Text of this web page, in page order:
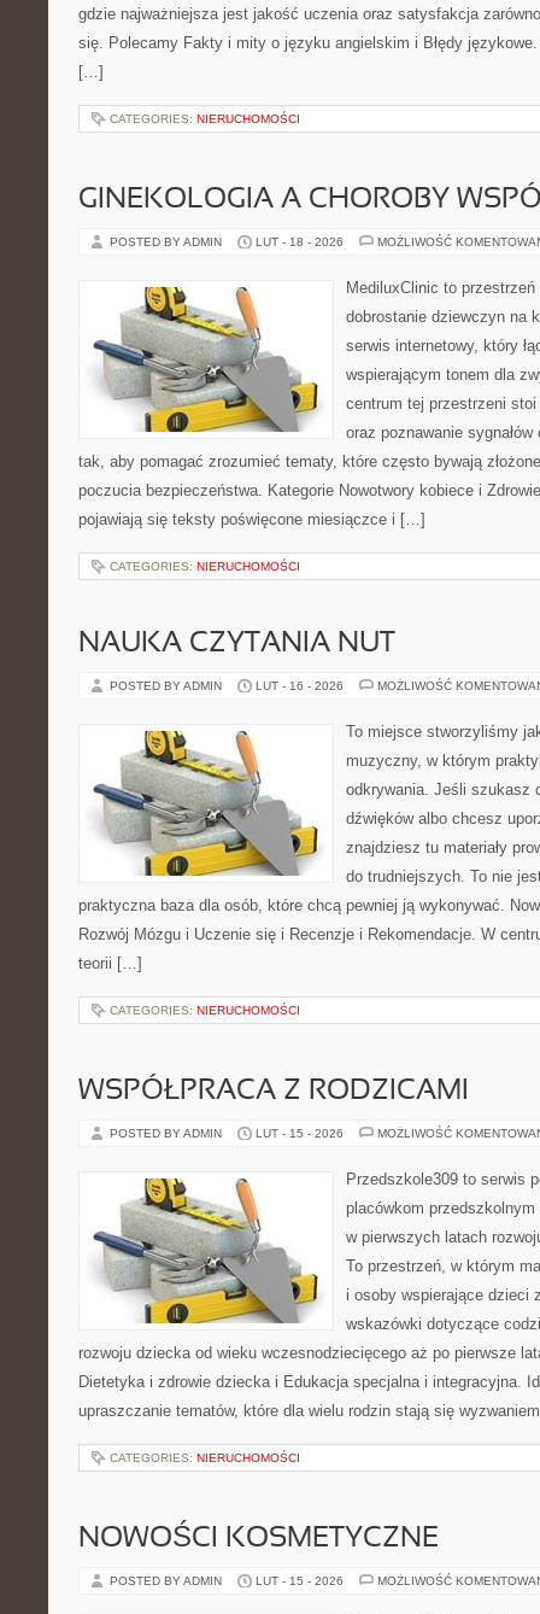
gdzie najważniejsza jest jakość uczenia oraz satysfakcja
się. Polecamy Fakty i mity o języku angielskim i Błędy
[…]
CATEGORIES: NIERUCHOMOŚCI
GINEKOLOGIA A CHOROBY
POSTED BY ADMIN LUT - 18 - 2026 MOŻLIWOŚĆ
MediluxClinic to
dobrostanie dziewczyn na
serwis internetowy, który
wspierającym tonem dla
centrum tej przestrzeni
oraz poznawanie
tak, aby pomagać zrozumieć tematy, które często bywają
poczucia bezpieczeństwa. Kategorie Nowotwory kobiece i
pojawiają się teksty poświęcone miesiączce i […]
CATEGORIES: NIERUCHOMOŚCI
NAUKA CZYTANIA NUT
POSTED BY ADMIN LUT - 16 - 2026 MOŻLIWOŚĆ
To miejsce stworzyliśmy
muzyczny, w którym
odkrywania. Jeśli szukasz
dźwięków albo chcesz
znajdziesz tu materiały
do trudniejszych. To nie
praktyczna baza dla osób, które chcą pewniej ją wykonywać.
Rozwój Mózgu i Uczenie się i Recenzje i Rekomendacje. W
teorii […]
CATEGORIES: NIERUCHOMOŚCI
WSPÓŁPRACA Z RODZICAMI
POSTED BY ADMIN LUT - 15 - 2026 MOŻLIWOŚĆ
Przedszkole309 to serwis
placówkom
w pierwszych latach
To przestrzeń, w którym
i osoby wspierające dzieci
wskazówki dotyczące
rozwoju dziecka od wieku wczesnodziecięcego aż po pierwsze
Dietetyka i zdrowie dziecka i Edukacja specjalna i integracyjna.
upraszczanie tematów, które dla wielu rodzin stają się
CATEGORIES: NIERUCHOMOŚCI
NOWOŚCI KOSMETYCZNE
POSTED BY ADMIN LUT - 15 - 2026 MOŻLIWOŚĆ